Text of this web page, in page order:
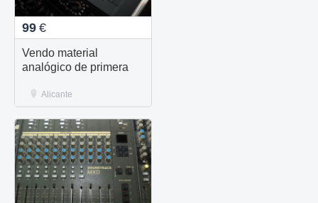
99 €
Vendo material
analógico de primera
Alicante